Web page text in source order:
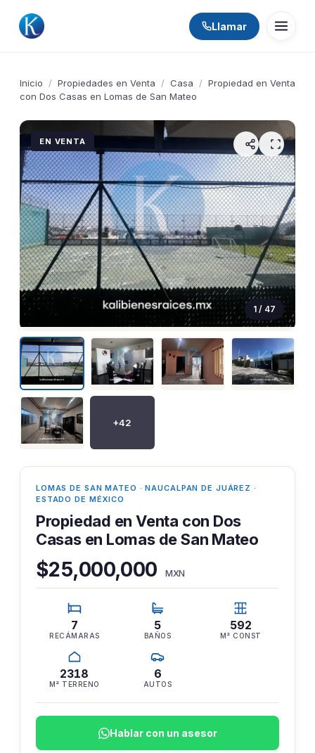
Llamar
Inicio / Propiedades en Venta / Casa / Propiedad en Venta
con Dos Casas en Lomas de San Mateo
EN VENTA
1 / 47
+42
LOMAS DE SAN MATEO · NAUCALPAN DE JUÁREZ ·
ESTADO DE MÉXICO
Propiedad en Venta con Dos
Casas en Lomas de San Mateo
$25,000,000 MXN
7
RECÁMARAS
5
BAÑOS
592
M² CONST
2318
M² TERRENO
6
AUTOS
Hablar con un asesor